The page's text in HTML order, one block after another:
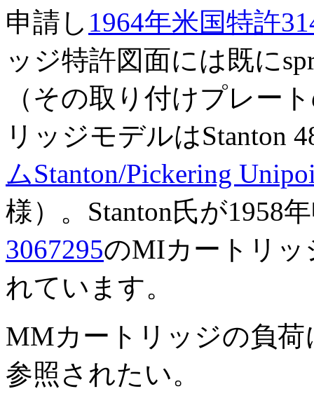
申請し 1964年米国特許
ッジ特許図面には既に
（その取り付けプレー
リッジモデルはStanton
ムStanton/Pickering
様）。Stanton氏が1958
3067295のMIカートリッ
れています。
MMカートリッジの負
参照されたい。